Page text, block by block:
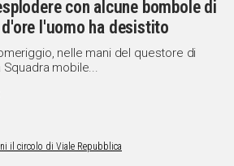
con alcune bombole di
l'uomo ha desistito
nelle mani del questore di
mobile...